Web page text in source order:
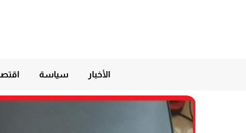
الأخبار سياسة